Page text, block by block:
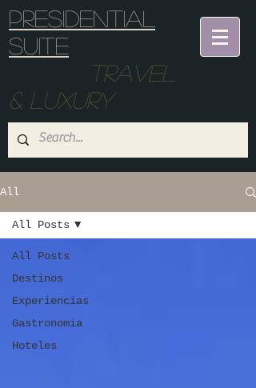
Presidential
suite
Travel
& Luxury
All
All Posts
Destinos
Experiencias
Gastronomia
Hoteles
All Posts